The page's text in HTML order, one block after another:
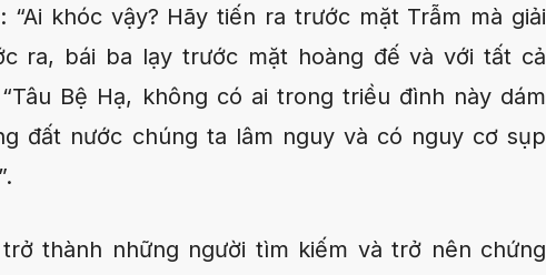
“Ai khóc vậy? Hãy tiến ra trước mặt Trẫm mà giải
ra, bái ba lạy trước mặt hoàng đế và với tất cả
Bệ Hạ, không có ai trong triều đình này dám
đất nước chúng ta lâm nguy và có nguy cơ sụp
thành những người tìm kiếm và trở nên chứng